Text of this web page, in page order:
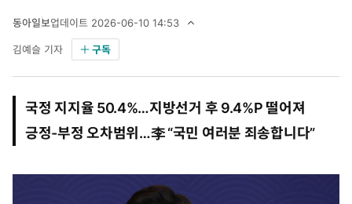
기
동아일보업데이트 2026-06-10 14:53
0
6
월
1
김예슬 기자 구독
국정 지지율 50.4%…지방선거 후 9.4%P 떨어져
긍정-부정 오차범위…李 “국민 여러분 죄송합니다”